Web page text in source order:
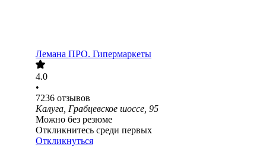
Лемана ПРО. Гипермаркеты
4.0
•
7236 отзывов
Калуга, Грабцевское шоссе, 95
Можно без резюме
Откликнитесь среди первых
Откликнуться